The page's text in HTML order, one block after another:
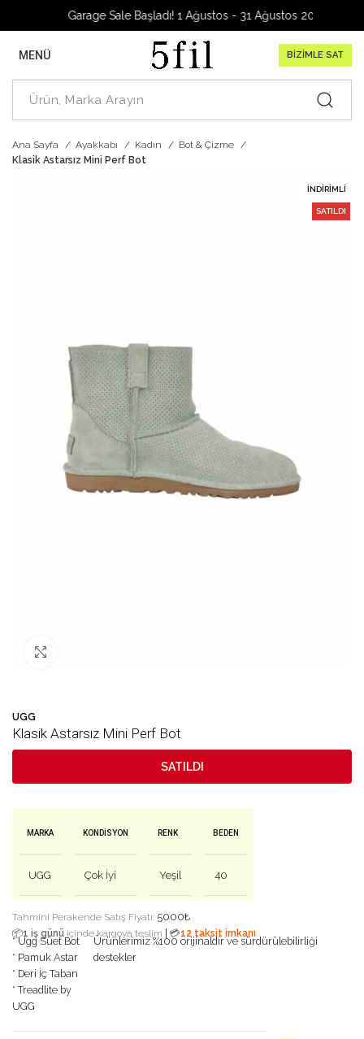
Garage Sale Başladı! 1 Ağustos - 31 Ağustos 2026
MENÜ BİZİMLE SAT
Ana Sayfa Ayakkabı Kadın
Bot & Çizme
Klasik Astarsız Mini Perf Bot
İNDIRIMLI
SATILDI
UGG
Klasik Astarsız Mini Perf Bot
SATILDI
MARKA
UGG
KONDISYON
Çok İyi
RENK
Yeşil
BEDEN
40
Tahmini Perakende Satış Fiyatı: 5000₺
📦1 iş günü içinde kargoya teslim 💳12 taksit imkanı
* Ugg Süet Bot
* Pamuk Astar
* Deri İç Taban
* Treadlite by
UGG
Ürünlerimiz %100 orijinaldir ve sürdürülebilirliği
destekler